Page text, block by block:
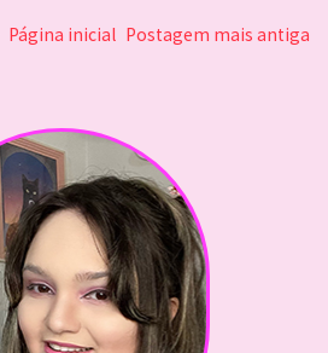
Postagem mais antiga
Página inicial